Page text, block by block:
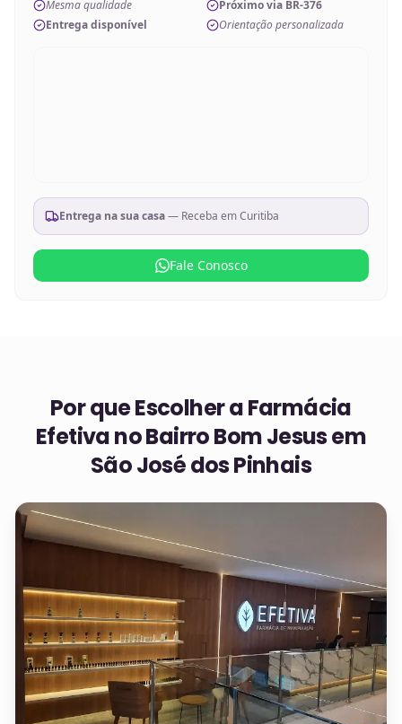
Mesma qualidade
Próximo via BR-376
Entrega disponível
Orientação personalizada
Entrega na sua casa— Receba emCuritiba
Fale Conosco
Por que Escolher a Farmácia
Efetiva noBairro Bom Jesus em
São José dos Pinhais